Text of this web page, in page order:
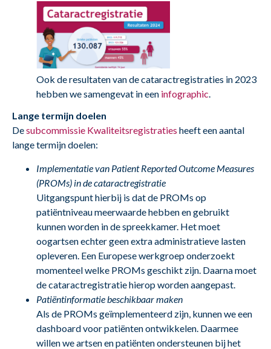
Ook de resultaten van de cataractregistraties in 2023
hebben we samengevat in een infographic.
Lange termijn doelen
Desubcommissie Kwaliteitsregistraties heeft een aantal
lange termijn doelen:
Implementatie van Patient Reported Outcome Measures
(PROMs) in de cataractregistratie
Uitgangspunt hierbij is dat de PROMs op
patiëntniveau meerwaarde hebben en gebruikt
kunnen worden in de spreekkamer. Het moet
oogartsen echter geen extra administratieve lasten
opleveren. Een Europese werkgroep onderzoekt
momenteel welke PROMs geschikt zijn. Daarna moet
de cataractregistratie hierop worden aangepast.
Patiëntinformatie beschikbaar maken
Als de PROMs geïmplementeerd zijn, kunnen we een
dashboard voor patiënten ontwikkelen. Daarmee
willen we artsen en patiënten ondersteunen bij het